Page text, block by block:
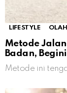
LIFESTYLE
Metode
Badan,
Metode ini